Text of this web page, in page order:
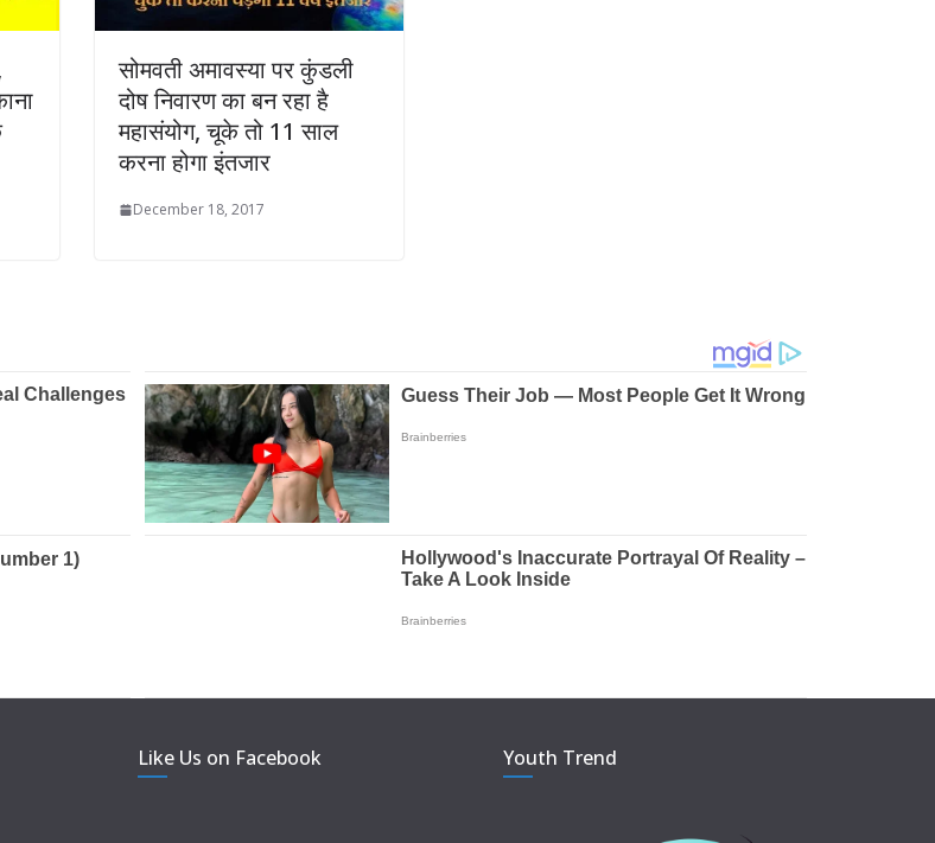
सोमवती अमावस्‍या पर कुंडली
दोष निवारण का बन रहा है
महासंयोग, चूके तो 11 साल
करना होगा इंतजार
December 18, 2017
Like Us on Facebook Youth Trend